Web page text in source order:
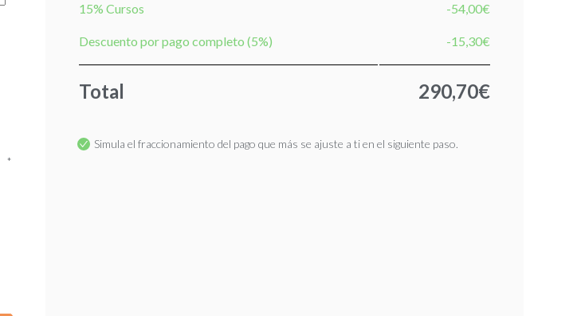
15% Cursos -54,00€
Descuento por pago completo (5%) -15,30€
Total 290,70€
Simula el fraccionamiento del pago que más se ajuste a ti en el siguiente paso.